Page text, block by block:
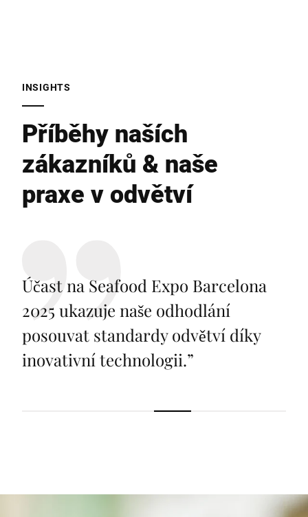
INSIGHTS
Příběhy naších
zákazníků & naše
praxe v odvětví
Účast na Seafood Expo Barcelona
2025 ukazuje naše odhodlání
posouvat standardy odvětví díky
inovativní technologii.”